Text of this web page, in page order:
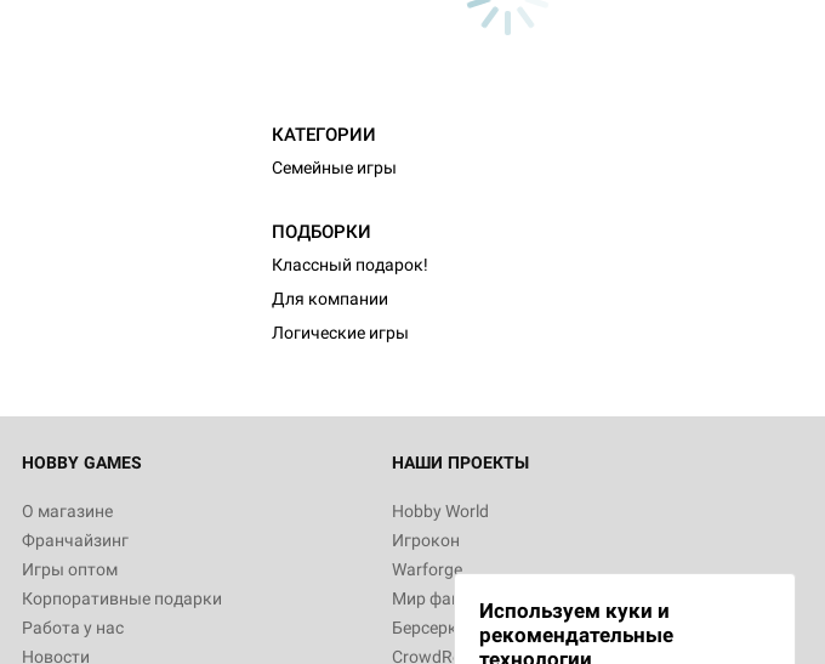
КАТЕГОРИИ
Семейные игры
ПОДБОРКИ
Классный подарок!
Для компании
Логические игры
HOBBY GAMES
О магазине
Франчайзинг
Игры оптом
Корпоративные подарки
Работа у нас
Новости
НАШИ ПРОЕКТЫ
Hobby World
Игрокон
Warforge
Мир фантастики
Берсерк
CrowdRepublic
Используем куки и
рекомендательные
технологии